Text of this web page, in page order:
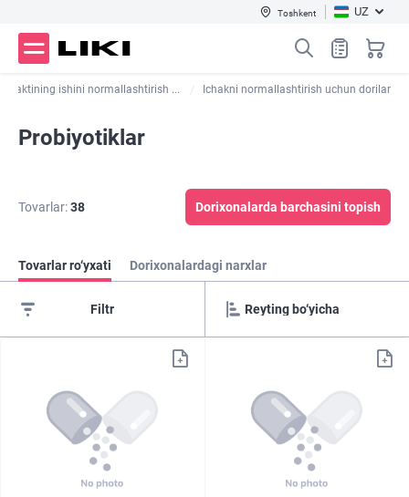
Toshkent UZ
traktining ishini normallashtirish ... Ichakni normallashtirish uchun dorilar
Probiyotiklar
Tovarlar:38 Dorixonalarda barchasini topish
Tovarlar ro‘yxati Dorixonalardagi narxlar
Filtr